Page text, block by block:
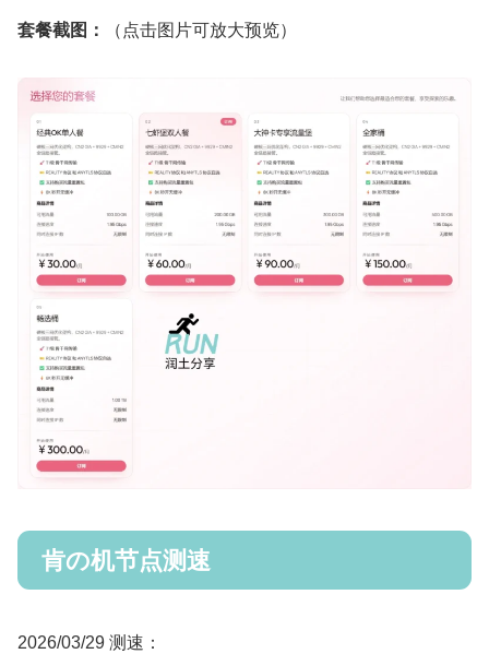
套餐截图： （点击图片可放大预览）
肯の机节点测速
2026/03/29 测速：